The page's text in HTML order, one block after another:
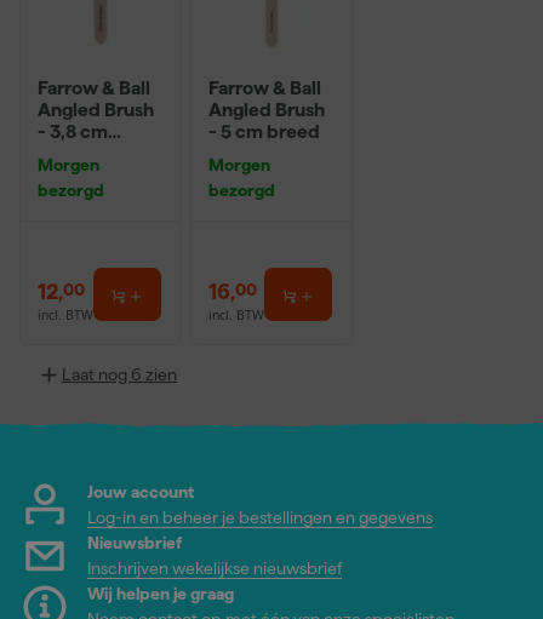
Farrow & Ball
Angled Brush
- 3,8 cm
Morgen
bezorgd
12,00
incl. BTW
Farrow & Ball
Angled Brush
- 5 cm breed
Morgen
bezorgd
16,00
incl. BTW
Laat nog 6 zien
Jouw account
Log-in en beheer je bestellingen en gegevens
Nieuwsbrief
Inschrijven wekelijkse nieuwsbrief
Wij helpen je graag